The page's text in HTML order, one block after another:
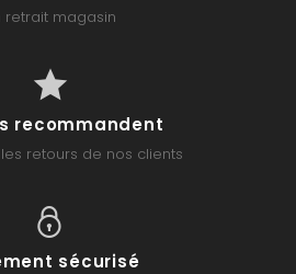
retrait magasin
recommandent
retours de nos clients
sécurisé